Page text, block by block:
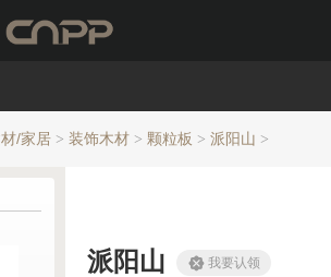
/家居 > 装饰木材 > 颗粒板 > 派阳山 >
派阳山 我要认领